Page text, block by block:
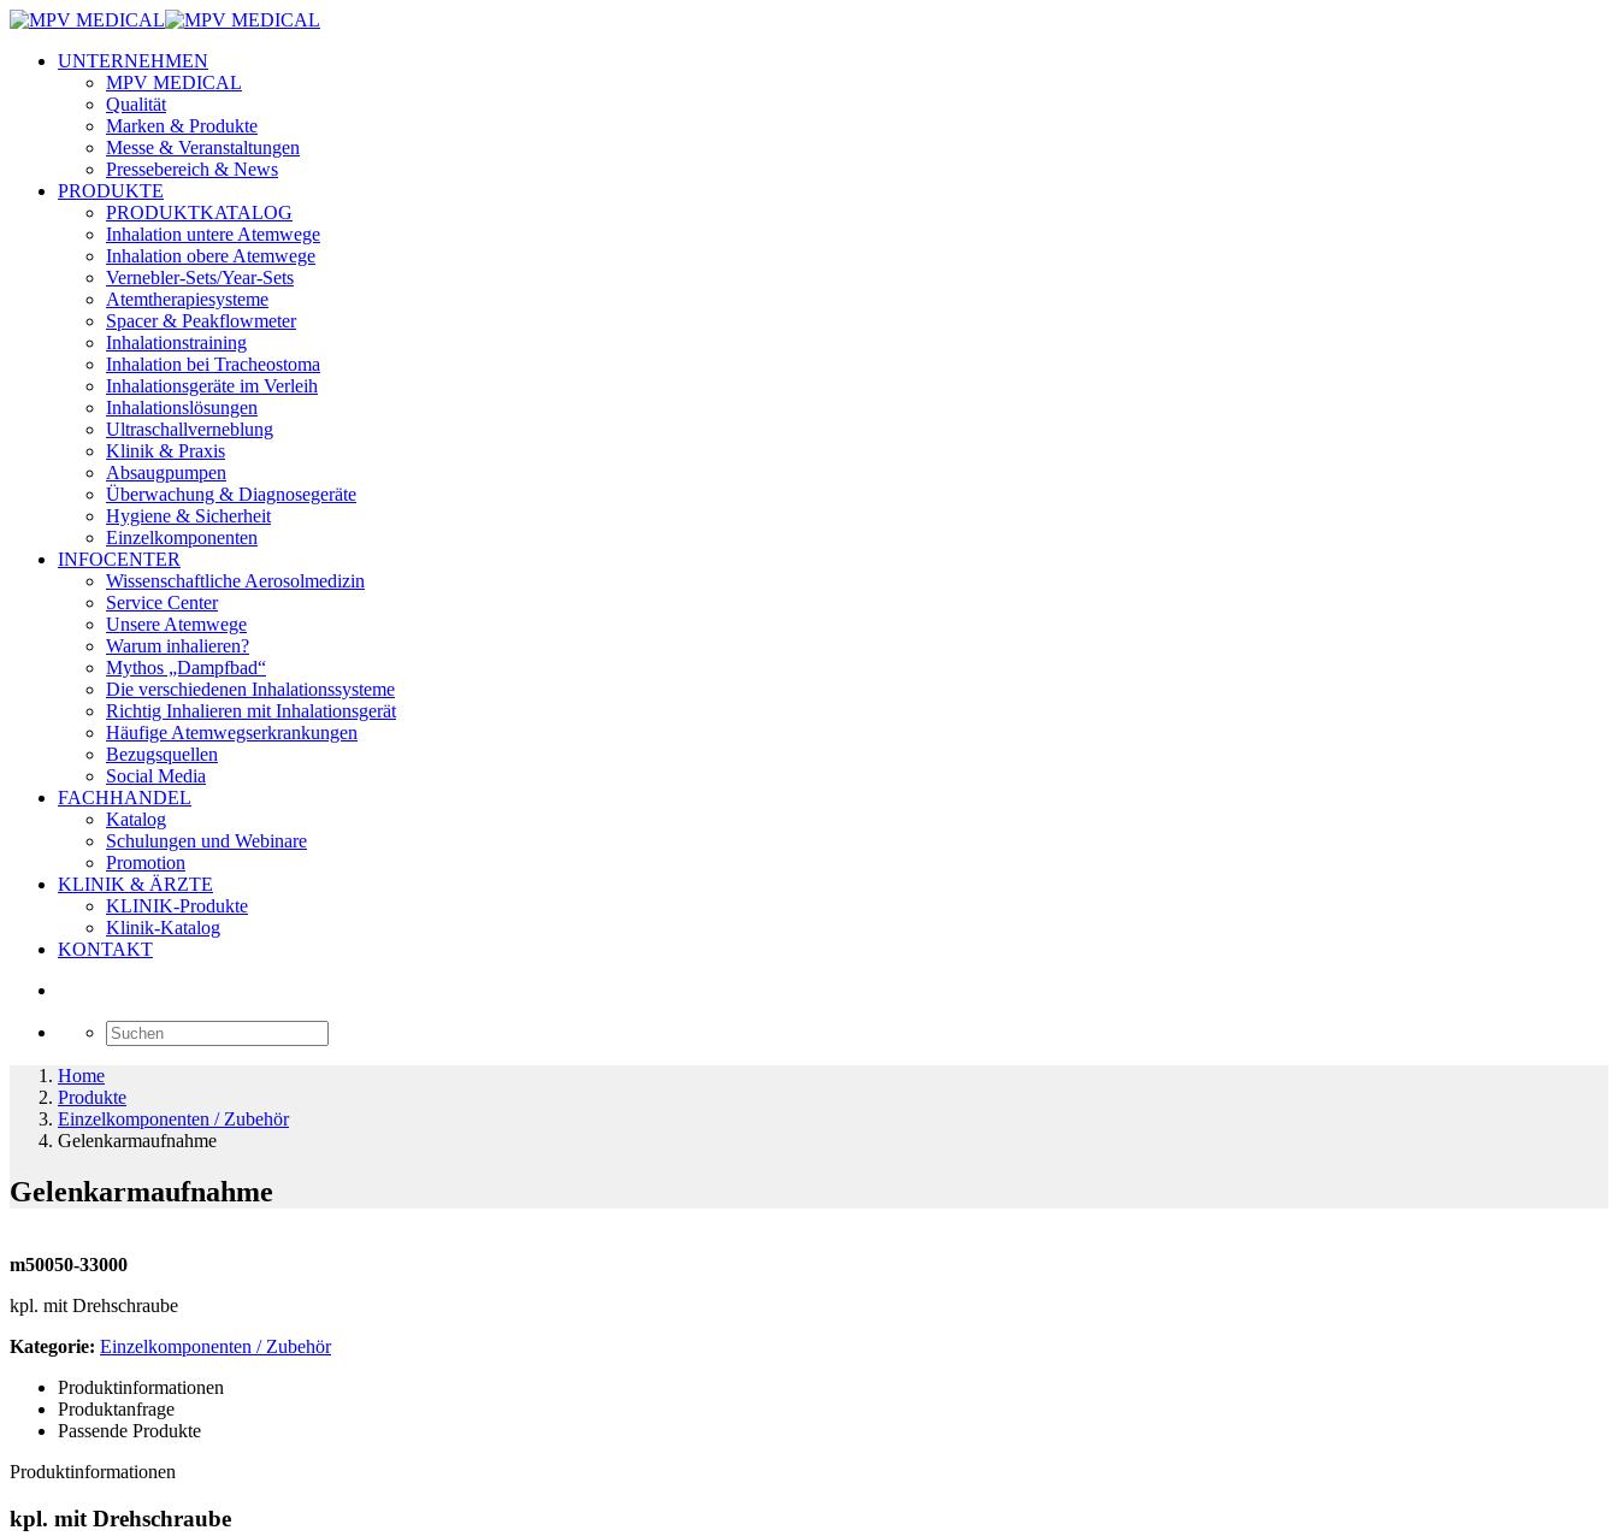
UNTERNEHMEN
MPV MEDICAL
Qualität
Marken & Produkte
Messe & Veranstaltungen
Pressebereich & News
PRODUKTE
PRODUKTKATALOG
Inhalation untere Atemwege
Inhalation obere Atemwege
Vernebler-Sets/Year-Sets
Atemtherapiesysteme
Spacer & Peakflowmeter
Inhalationstraining
Inhalation bei Tracheostoma
Inhalationsgeräte im Verleih
Inhalationslösungen
Ultraschallverneblung
Klinik & Praxis
Absaugpumpen
Überwachung & Diagnosegeräte
Hygiene & Sicherheit
Einzelkomponenten
INFOCENTER
Wissenschaftliche Aerosolmedizin
Service Center
Unsere Atemwege
Warum inhalieren?
Mythos „Dampfbad“
Die verschiedenen Inhalationssysteme
Richtig Inhalieren mit Inhalationsgerät
Häufige Atemwegserkrankungen
Bezugsquellen
Social Media
FACHHANDEL
Katalog
Schulungen und Webinare
Promotion
KLINIK & ÄRZTE
KLINIK-Produkte
Klinik-Katalog
KONTAKT
Home
Produkte
Einzelkomponenten / Zubehör
Gelenkarmaufnahme
Gelenkarmaufnahme
m50050-33000
kpl. mit Drehschraube
Kategorie: Einzelkomponenten / Zubehör
Produktinformationen
Produktanfrage
Passende Produkte
Produktinformationen
kpl. mit Drehschraube